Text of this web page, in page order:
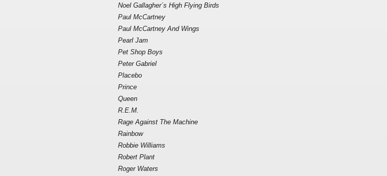
Noel Gallagher´s High Flying Birds
Paul McCartney
Paul McCartney And Wings
Pearl Jam
Pet Shop Boys
Peter Gabriel
Placebo
Prince
Queen
R.E.M.
Rage Against The Machine
Rainbow
Robbie Williams
Robert Plant
Roger Waters